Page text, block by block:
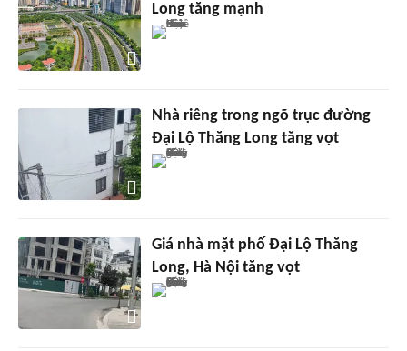
Long tăng mạnh
Nhà riêng trong ngõ trục đường
Đại Lộ Thăng Long tăng vọt
Giá nhà mặt phố Đại Lộ Thăng
Long, Hà Nội tăng vọt